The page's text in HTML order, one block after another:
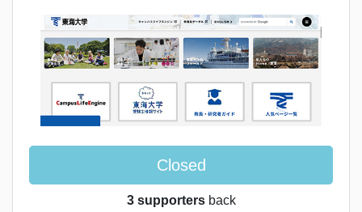
Closed
3 supporters back